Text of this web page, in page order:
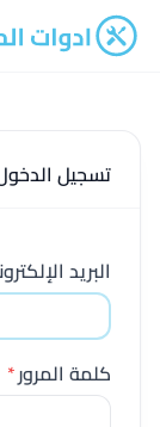
ادوات المتجر
تسجيل
البريد
كلمة المرور*